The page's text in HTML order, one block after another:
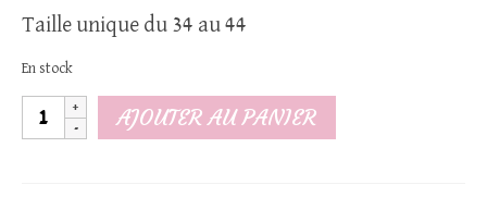
Taille unique du 34 au 44
En stock
quantité
de
AJOUTER AU PANIER